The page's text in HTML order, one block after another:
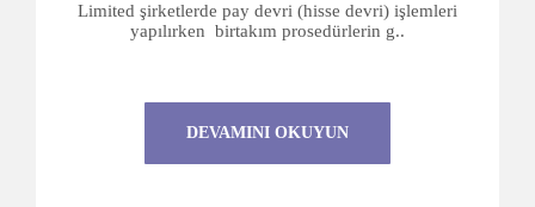
Limited şirketlerde pay devri (hisse devri) işlemleri
yapılırken birtakım prosedürlerin g..
DEVAMINI OKUYUN